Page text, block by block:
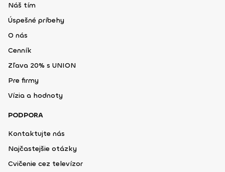
Náš tím
Úspešné príbehy
O nás
Cenník
Zľava 20% s UNION
Pre firmy
Vízia a hodnoty
PODPORA
Kontaktujte nás
Najčastejšie otázky
Cvičenie cez televízor